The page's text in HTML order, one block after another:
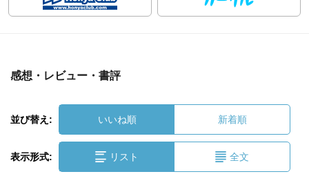
感想・レビュー・書評
並び替え: いいね順 新着順
表示形式: リスト 全文